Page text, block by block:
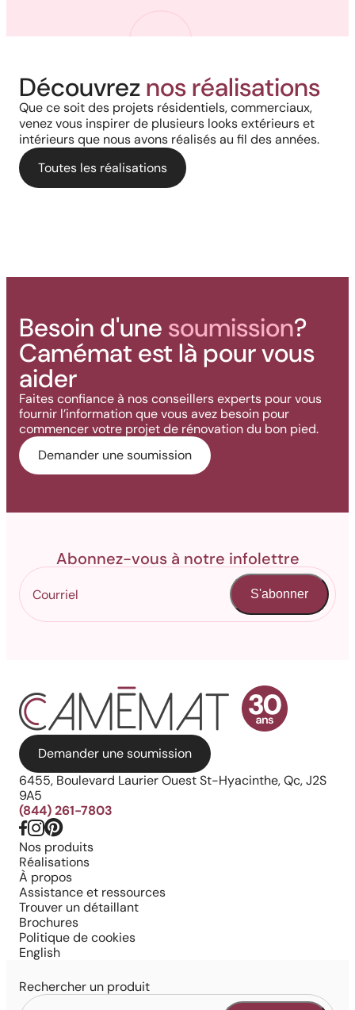
Découvreznos réalisations
Que ce soit des projets résidentiels, commerciaux,
venez vous inspirer de plusieurs looks extérieurs et
intérieurs que nous avons réalisés au fil des années.
Toutes les réalisations
Réalisation au Nouveau-
Brunswick : Charme côtier et
durabilité absolue avec nos
rampes et colonnes en PVC
Harmonie, prestige et précision :
quand chaque détail
architectural prend vie grâce à
nos solutions haut de gamme
Cour arrière d’une résidence :
L’alliance du style bois et de la
performance aluminium pour
une terrasse polyvalente
Besoin d'une soumission?
Camémat est là pour vous
aider
Faites confiance à nos conseillers experts pour vous
fournir l’information que vous avez besoin pour
commencer votre projet de rénovation du bon pied.
Demander une soumission
Abonnez-vous à notre infolettre
S'abonner
Demander une soumission
6455, Boulevard Laurier Ouest St-Hyacinthe, Qc, J2S
9A5
(844) 261-7803
Nos produits
Réalisations
À propos
Assistance et ressources
Trouver un détaillant
Brochures
Politique de cookies
English
Rechercher un produit